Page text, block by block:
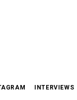
INTERVIEWS